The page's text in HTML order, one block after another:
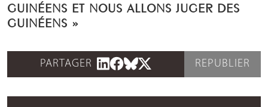
GUINÉENS ET NOUS ALLONS JUGER DES
GUINÉENS »
PARTAGER REPUBLIER